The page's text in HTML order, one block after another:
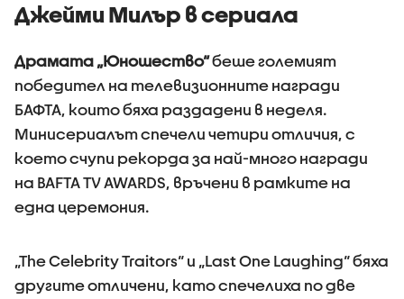
Джейми Милър в сериала
Драмата „Юношество“беше големият
победител на телевизионните награди
БАФТА, които бяха раздадени в неделя.
Минисериалът спечели четири отличия, с
което счупи рекорда за най-много награди
на BAFTA TV AWARDS, връчени в рамките на
една церемония.
„The Celebrity Traitors“ и „Last One Laughing“ бяха
другите отличени, като спечелиха по две